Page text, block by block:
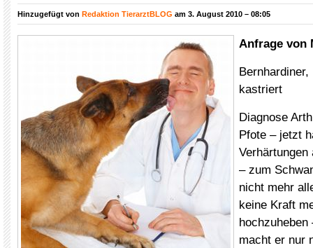
Hinzugefügt von Redaktion TierarztBLOG am 3. August 2010 – 08:05
Anfrage von
kastriert
Diagnose
Pfote – jetzt
– zum
nicht mehr
keine Kraft
macht er nur